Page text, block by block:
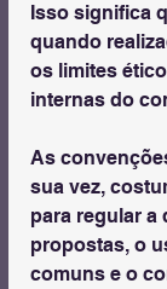
Isso significa
quando
os limites
internas do
As
sua vez,
para regular a
propostas, o
comuns e o